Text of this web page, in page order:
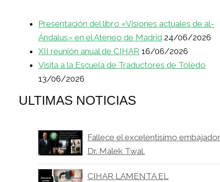
Presentación del libro «Visiones actuales de al-
Ándalus» en el Ateneo de Madrid 24/06/2026
XII reunión anual de CIHAR 16/06/2026
Visita a la Escuela de Traductores de Toledo
13/06/2026
ULTIMAS NOTICIAS
Fallece el excelentísimo embajador
Dr. Malek Twal.
CIHAR LAMENTA EL